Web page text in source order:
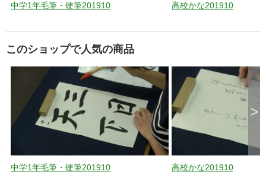
中学1年毛筆・硬筆201910 高校かな201910
このショップで人気の商品
中学1年毛筆・硬筆201910 高校かな201910
>